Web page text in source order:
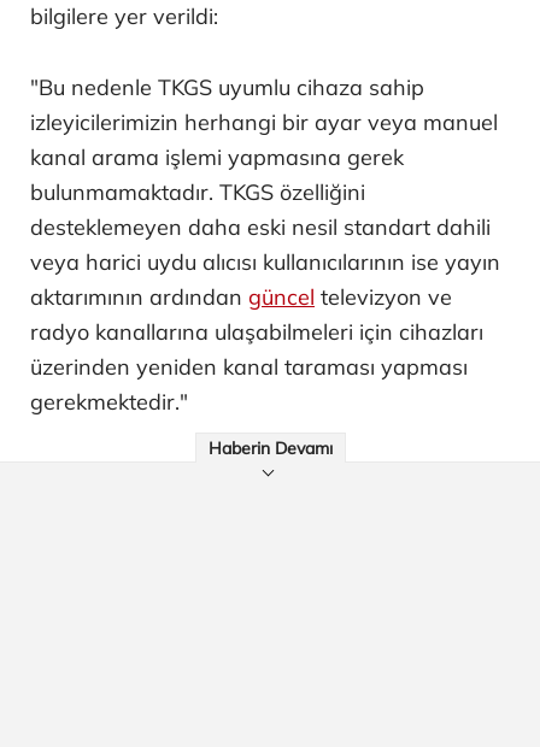
bilgilere yer verildi:
"Bu nedenle TKGS uyumlu cihaza sahip
izleyicilerimizin herhangi bir ayar veya manuel
kanal arama işlemi yapmasına gerek
bulunmamaktadır. TKGS özelliğini
desteklemeyen daha eski nesil standart dahili
veya harici uydu alıcısı kullanıcılarının ise yayın
aktarımının ardından güncel televizyon ve
radyo kanallarına ulaşabilmeleri için cihazları
üzerinden yeniden kanal taraması yapması
gerekmektedir."
Haberin Devamı